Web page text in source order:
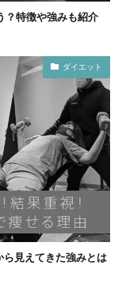
？特徴や強みも紹介
ダイエット
ら見えてきた強みとは